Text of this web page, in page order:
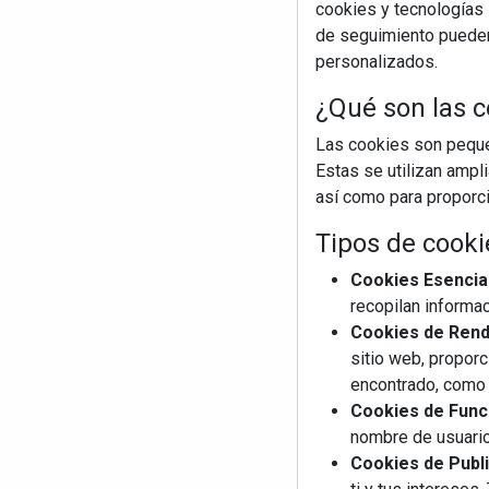
cookies y tecnologías
de seguimiento
personalizados.
¿Qué son las
Las cookies son
Estas se utilizan
así como para
Tipos de
Cookies
recopilan
Cookies de
sitio web,
encontrado,
Cookies de
nombre de
Cookies de